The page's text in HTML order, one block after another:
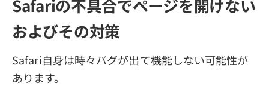
Safariの不具合でページを開けない
およびその対策
Safari自身は時々バグが出て機能しない可能性が
あります。